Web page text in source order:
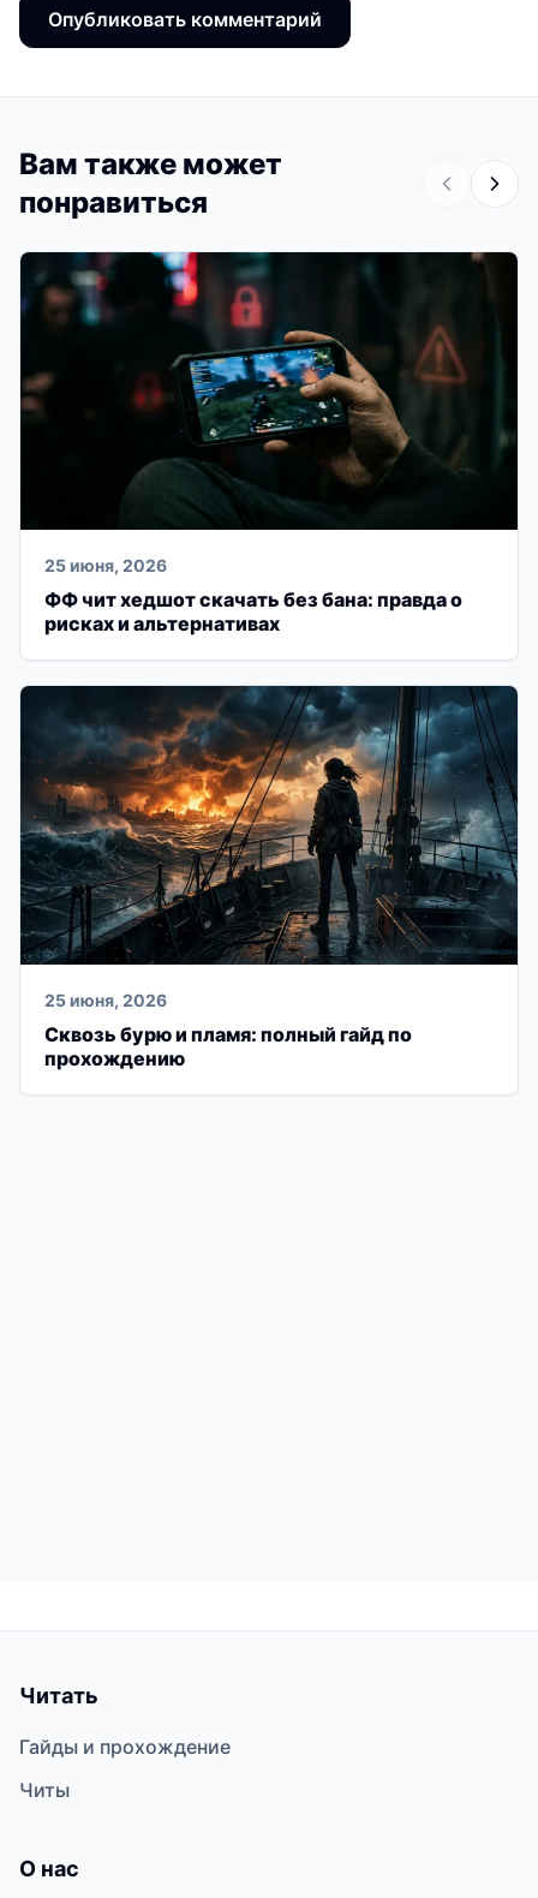
Вам также может
понравиться
25 июня, 2026
ФФ чит хедшот скачать без бана: правда о
рисках и альтернативах
25 июня, 2026
Сквозь бурю и пламя: полный гайд по
прохождению
Читать
Гайды и прохождение
Читы
О нас